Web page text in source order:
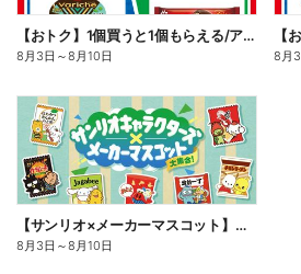
【おトク】1個買うと1個もらえる/アイス
8月3日 ～8月10日 8月
【サンリオ×メーカーマスコット】オリジナルグッズ貰える!
8月3日 ～8月10日